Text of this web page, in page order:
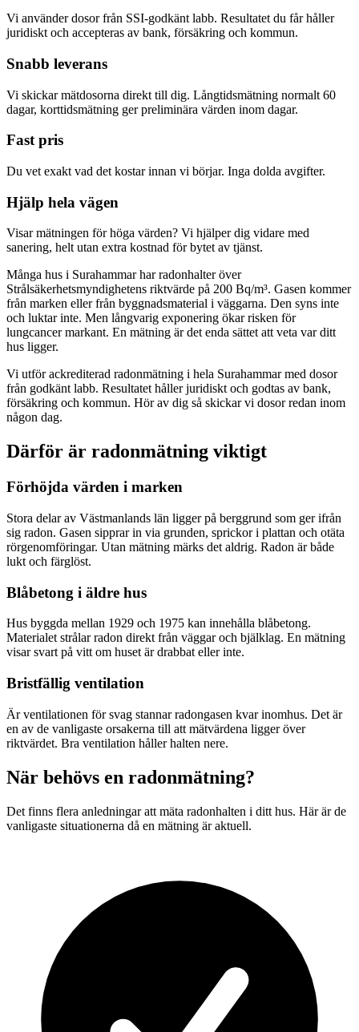
Vi använder dosor från SSI-godkänt labb. Resultatet du får håller
juridiskt och accepteras av bank, försäkring och kommun.
Snabb leverans
Vi skickar mätdosorna direkt till dig. Långtidsmätning normalt 60
dagar, korttidsmätning ger preliminära värden inom dagar.
Fast pris
Du vet exakt vad det kostar innan vi börjar. Inga dolda avgifter.
Hjälp hela vägen
Visar mätningen för höga värden? Vi hjälper dig vidare med
sanering, helt utan extra kostnad för bytet av tjänst.
Många hus i Surahammar har radonhalter över
Strålsäkerhetsmyndighetens riktvärde på 200 Bq/m³. Gasen kommer
från marken eller från byggnadsmaterial i väggarna. Den syns inte
och luktar inte. Men långvarig exponering ökar risken för
lungcancer markant. En mätning är det enda sättet att veta var ditt
hus ligger.
Vi utför ackrediterad radonmätning i hela Surahammar med dosor
från godkänt labb. Resultatet håller juridiskt och godtas av bank,
försäkring och kommun. Hör av dig så skickar vi dosor redan inom
någon dag.
Därför är radonmätning viktigt
Förhöjda värden i marken
Stora delar av Västmanlands län ligger på berggrund som ger ifrån
sig radon. Gasen sipprar in via grunden, sprickor i plattan och otäta
rörgenomföringar. Utan mätning märks det aldrig. Radon är både
lukt och färglöst.
Blåbetong i äldre hus
Hus byggda mellan 1929 och 1975 kan innehålla blåbetong.
Materialet strålar radon direkt från väggar och bjälklag. En mätning
visar svart på vitt om huset är drabbat eller inte.
Bristfällig ventilation
Är ventilationen för svag stannar radongasen kvar inomhus. Det är
en av de vanligaste orsakerna till att mätvärdena ligger över
riktvärdet. Bra ventilation håller halten nere.
När behövs en radonmätning?
Det finns flera anledningar att mäta radonhalten i ditt hus. Här är de
vanligaste situationerna då en mätning är aktuell.